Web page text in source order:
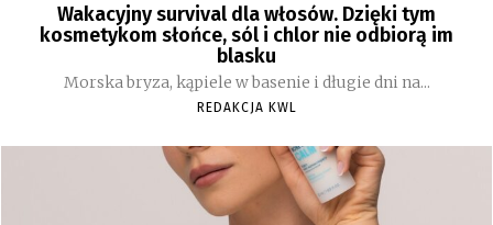
Wakacyjny survival dla włosów. Dzięki tym
kosmetykom słońce, sól i chlor nie odbiorą im
blasku
Morska bryza, kąpiele w basenie i długie dni na...
REDAKCJA KWL